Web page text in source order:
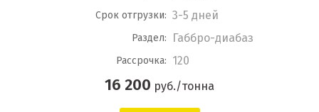
Срок отгрузки: 3-5 дней
Раздел: Габбро-диабаз
Рассрочка: 120
16 200 руб./тонна